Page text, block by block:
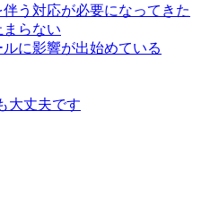
う対応が必要になってきた
らない
に影響が出始めている
大丈夫です